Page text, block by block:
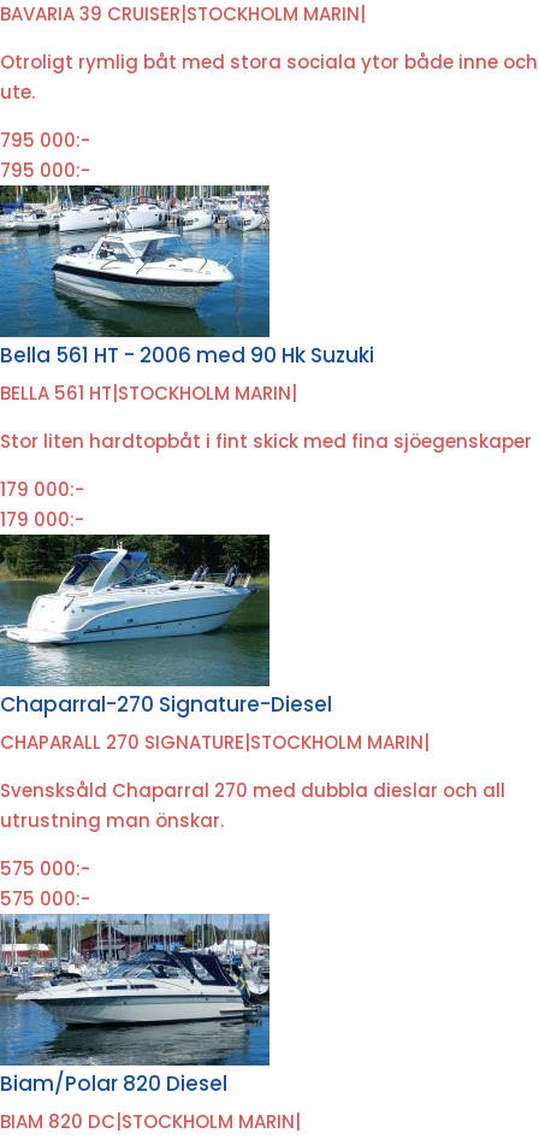
BAVARIA 39 CRUISER STOCKHOLM MARIN
Otroligt rymlig båt med stora sociala ytor både inne och
ute.
795 000:-
795 000:-
Bella 561 HT - 2006 med 90 Hk Suzuki
BELLA 561 HT STOCKHOLM MARIN
Stor liten hardtopbåt i fint skick med fina sjöegenskaper
179 000:-
179 000:-
Chaparral-270 Signature-Diesel
CHAPARALL 270 SIGNATURE STOCKHOLM MARIN
Svensksåld Chaparral 270 med dubbla dieslar och all
utrustning man önskar.
575 000:-
575 000:-
Biam/Polar 820 Diesel
BIAM 820 DC STOCKHOLM MARIN